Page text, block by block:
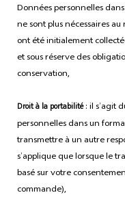
Données personnelles
ne sont plus nécessaires
ont été initialement
et sous réserve des
conservation,
Droit à la portabilité: il s’agit
personnelles dans un
transmettre à un autre
s’applique que lorsque le
basé sur votre
commande),